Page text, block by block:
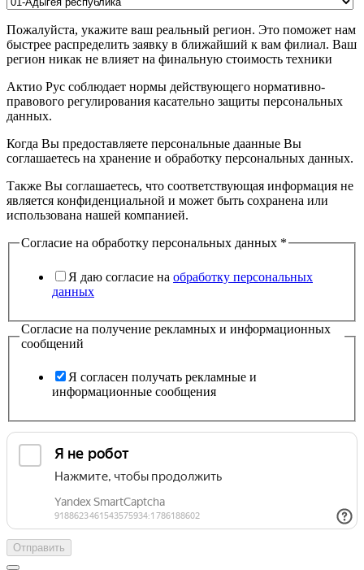
Пожалуйста, укажите ваш реальный регион. Это поможет нам
быстрее распределить заявку в ближайший к вам филиал. Ваш
регион никак не влияет на финальную стоимость техники
Актио Рус соблюдает нормы действующего нормативно-
правового регулирования касательно защиты персональных
данных.
Когда Вы предоставляете персональные даанные Вы
соглашаетесь на хранение и обработку персональных данных.
Также Вы соглашаетесь, что соответствующая информация не
является конфиденциальной и может быть сохранена или
использована нашей компанией.
Согласие на обработку персональных данных *
Я даю согласие на обработку персональных
данных
Согласие на получение рекламных и информационных
сообщений
Я согласен получать рекламные и
информационные сообщения
Отправить